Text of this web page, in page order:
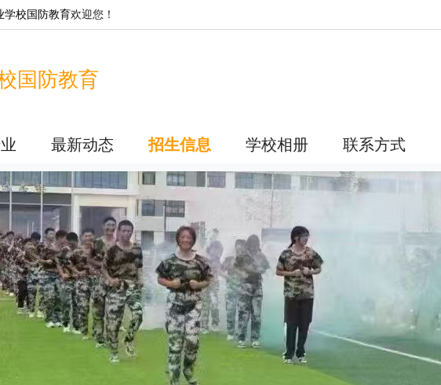
学校国防教育欢迎您！
国防教育
最新动态 招生信息 学校相册 联系方式